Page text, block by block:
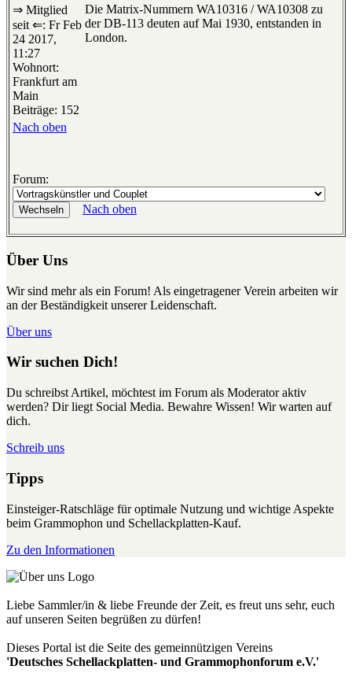
⇒ Mitglied
seit ⇐: Fr Feb
24 2017,
11:27
Wohnort:
Frankfurt am
Main
Beiträge: 152
Die Matrix-Nummern WA10316 / WA10308 zu
der DB-113 deuten auf Mai 1930, entstanden in
London.
Nach oben
Forum:
Nach oben
Über Uns
Wir sind mehr als ein Forum! Als eingetragener Verein arbeiten wir
an der Beständigkeit unserer Leidenschaft.
Über uns
Wir suchen Dich!
Du schreibst Artikel, möchtest im Forum als Moderator aktiv
werden? Dir liegt Social Media. Bewahre Wissen! Wir warten auf
dich.
Schreib uns
Tipps
Einsteiger-Ratschläge für optimale Nutzung und wichtige Aspekte
beim Grammophon und Schellackplatten-Kauf.
Zu den Informationen
Liebe Sammler/in & liebe Freunde der Zeit, es freut uns sehr, euch
auf unseren Seiten begrüßen zu dürfen!
Dieses Portal ist die Seite des gemeinnützigen Vereins
'Deutsches Schellackplatten- und Grammophonforum e.V.'